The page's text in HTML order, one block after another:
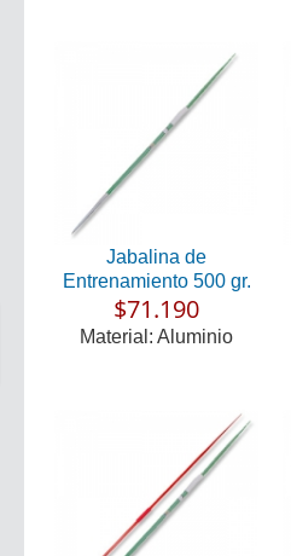
Jabalina de
Entrenamiento 500 gr.
$71.190
Material: Aluminio